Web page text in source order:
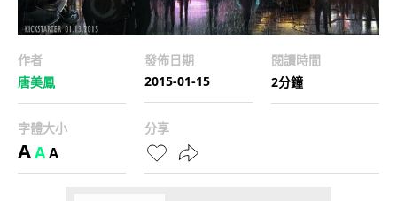
作者
唐美鳳
發佈日期
2015-01-15
閱讀時間
2分鐘
字體大小
AAA
分享